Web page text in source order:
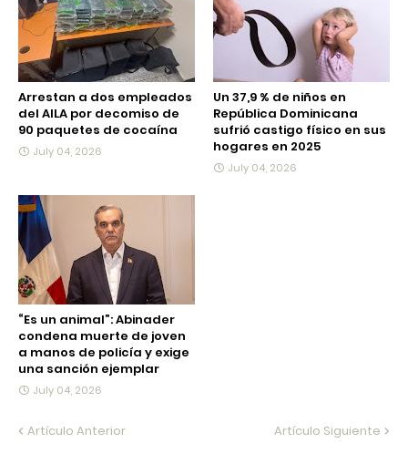
Arrestan a dos empleados
del AILA por decomiso de
90 paquetes de cocaína
July 04, 2026
Un 37,9 % de niños en
República Dominicana
sufrió castigo físico en sus
hogares en 2025
July 04, 2026
“Es un animal”: Abinader
condena muerte de joven
a manos de policía y exige
una sanción ejemplar
July 04, 2026
Artículo Anterior Artículo Siguiente